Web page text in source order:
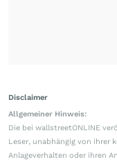
Disclaimer
Allgemeiner Hinweis:
Die bei wallstreetONLINE
Leser, unabhängig von ihrer
Anlageverhalten oder ihren